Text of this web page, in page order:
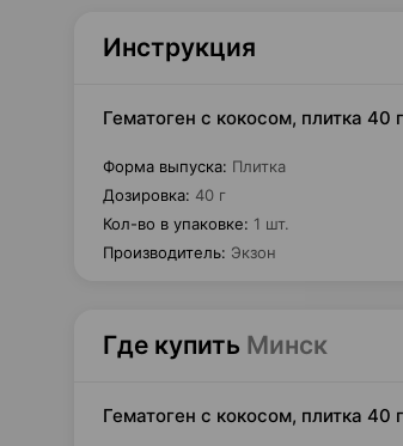
Инструкция
Гематоген с кокосом, плитка 40
Форма выпуска: Плитка
Дозировка: 40 г
Кол-во в упаковке: 1 шт.
Производитель: Экзон
Где купить Минск
Гематоген с кокосом, плитка 40